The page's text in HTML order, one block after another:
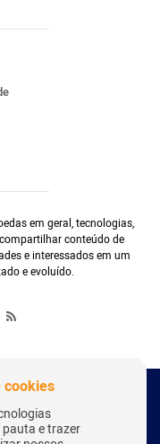
em geral, tecnologias,
conteúdo de
e interessados em um
e evoluído.
Reservados
cookies
e trazer